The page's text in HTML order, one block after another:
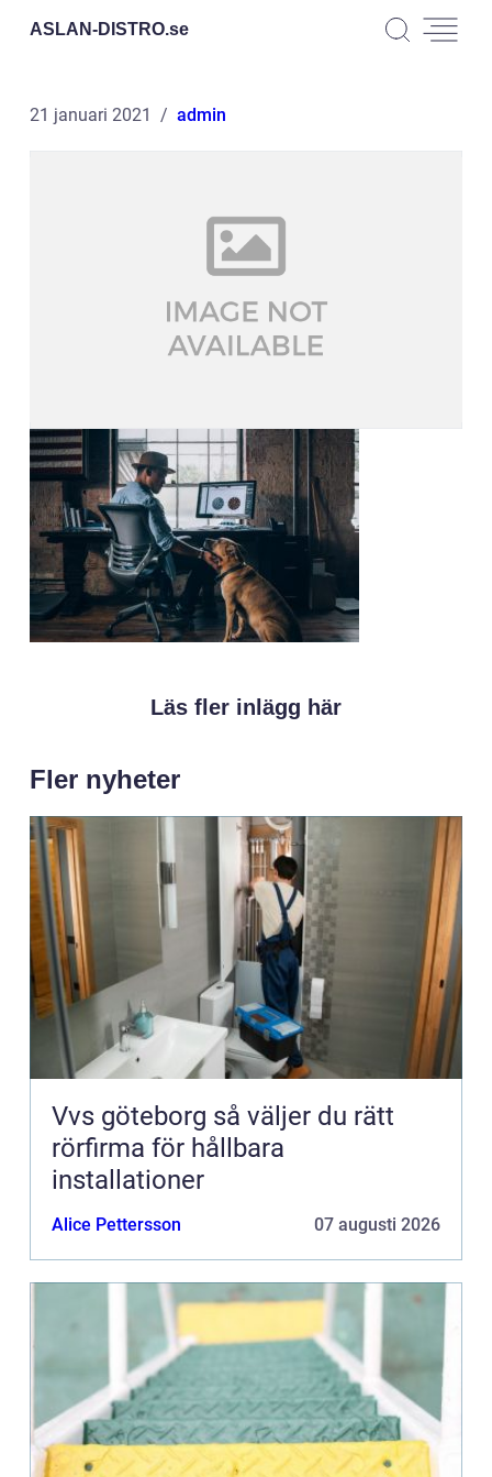
ASLAN-DISTRO.se
21 januari 2021 admin
Läs fler inlägg här
Fler nyheter
Vvs göteborg så väljer du rätt
rörfirma för hållbara
installationer
Alice Pettersson 07 augusti 2026